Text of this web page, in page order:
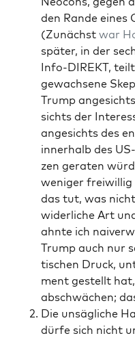
den Ran­de eines
(Zunächst war
spä­ter, in der
Info-DIREKT,
gewach­se­ne
Trump
sichts der
ange­sichts des
inner­halb des
zen gera­ten
weni­ger frei­wil­lig
das tut, was
wider­li­che Art
ahn­te ich
Trump auch nur
ti­schen Druck,
ment gestellt
abschwä­chen;
Die unsäg­li­che
dür­fe sich nicht